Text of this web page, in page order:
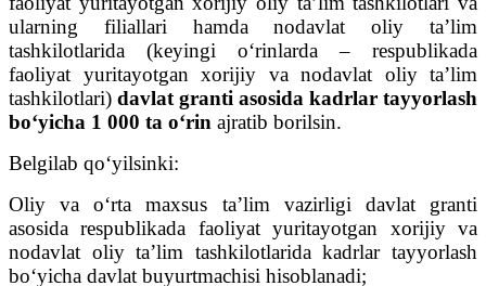
ularning filiallari hamda nodavlat oliy ta’lim
tashkilotlarida (keyingi o‘rinlarda – respublikada
faoliyat yuritayotgan xorijiy va nodavlat oliy ta’lim
tashkilotlari) davlat granti asosida kadrlar tayyorlash
bo‘yicha 1 000 ta o‘rin ajratib borilsin.
Belgilab qo‘yilsinki:
Oliy va o‘rta maxsus ta’lim vazirligi davlat granti
asosida respublikada faoliyat yuritayotgan xorijiy va
nodavlat oliy ta’lim tashkilotlarida kadrlar tayyorlash
bo‘yicha davlat buyurtmachisi hisoblanadi;